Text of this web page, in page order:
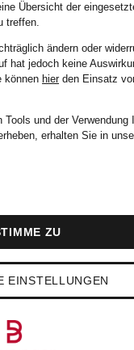
79,99 €
€
Übersicht der
treffen.
ändern oder
hat jedoch keine
können hierden Einsatz
und der Verwendung
erhalten Sie in
EINSTELLUNGEN
ZU